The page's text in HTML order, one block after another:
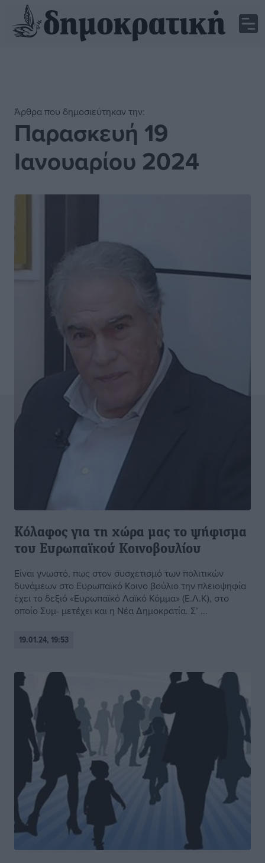
Άρθρα που δημοσιεύτηκαν την:
Παρασκευή 19
Ιανουαρίου 2024
Κόλαφος για τη χώρα μας το ψήφισμα
του Ευρωπαϊκού Κοινοβουλίου
Είναι γνωστό, πως στον συσχετισμό των πολιτικών
δυνάμεων στο Ευρωπαϊκό Κοινο βούλιο την πλειοψηφία
έχει το δεξιό «Ευρωπαϊκό Λαϊκό Κόμμα» (Ε.Λ.Κ), στο
οποίο Συμ- μετέχει και η Νέα Δημοκρατία. Σ’ ...
19.01.24, 19:53